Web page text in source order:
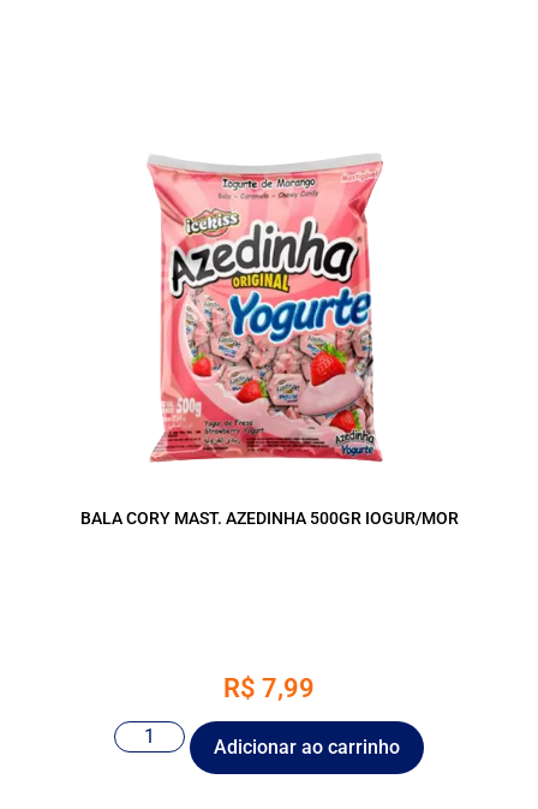
BALA CORY MAST. AZEDINHA 500GR IOGUR/MOR
R$ 7,99
Adicionar ao carrinho